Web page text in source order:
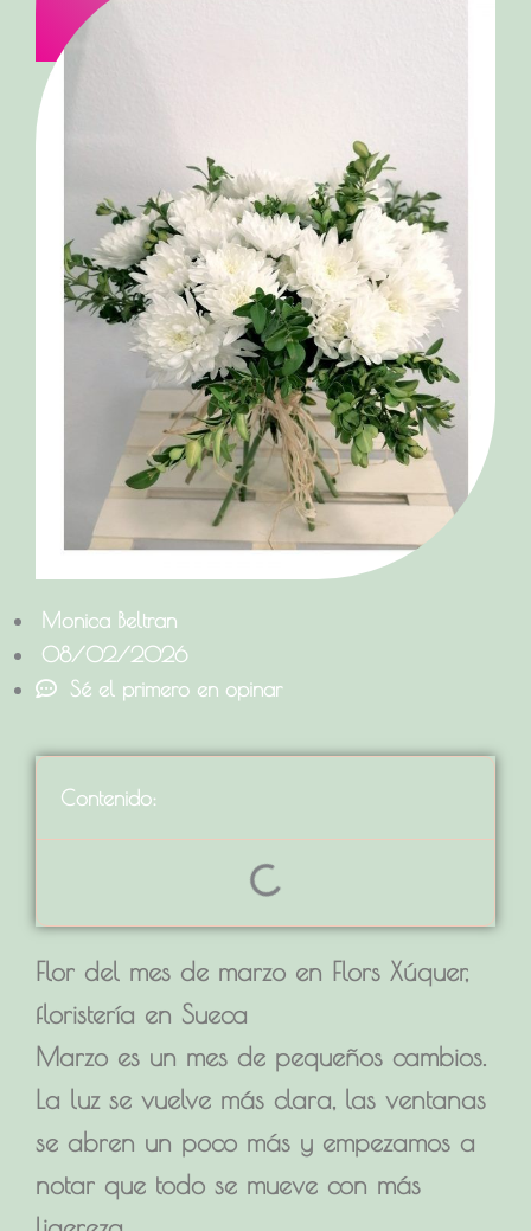
Monica Beltran
08/02/2026
Sé el primero en opinar
Contenido:
Flor del mes de marzo en Flors Xúquer,
floristería en Sueca
Marzo es un mes de pequeños cambios.
La luz se vuelve más clara, las ventanas
se abren un poco más y empezamos a
notar que todo se mueve con más